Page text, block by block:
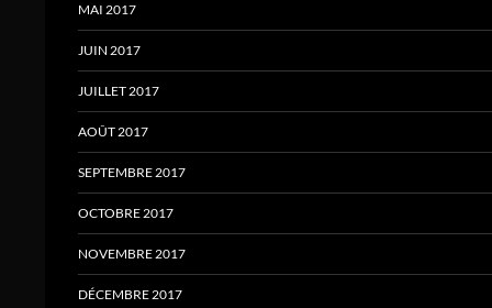
MAI 2017
JUIN 2017
JUILLET 2017
AOÛT 2017
SEPTEMBRE 2017
OCTOBRE 2017
NOVEMBRE 2017
DÉCEMBRE 2017